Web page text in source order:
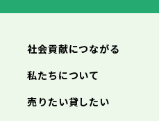
社会貢献につながる
私たちについて
売りたい貸したい